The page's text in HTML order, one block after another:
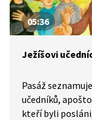
05:36
Ježíšovi
Pasáž
učedníků,
kteří byli